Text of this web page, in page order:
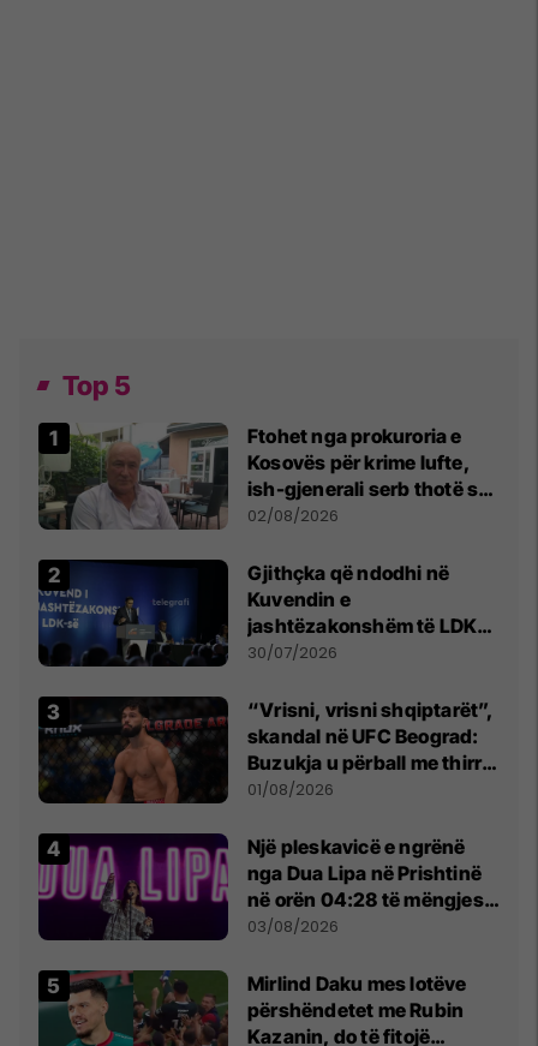
Top 5
Ftohet nga prokuroria e
Kosovës për krime lufte,
ish-gjenerali serb thotë se
dikush e tradhtoi në
02/08/2026
Gjithçka që ndodhi në
Kuvendin e
jashtëzakonshëm të LDK-
së
30/07/2026
“Vrisni, vrisni shqiptarët”,
skandal në UFC Beograd:
Buzukja u përball me thirrje
anti-shqiptare nga
01/08/2026
Një pleskavicë e ngrënë
nga Dua Lipa në Prishtinë
në orën 04:28 të mëngjesit
- dhe bota digjitale serbe
03/08/2026
Mirlind Daku mes lotëve
përshëndetet me Rubin
Kazanin, do të fitojë